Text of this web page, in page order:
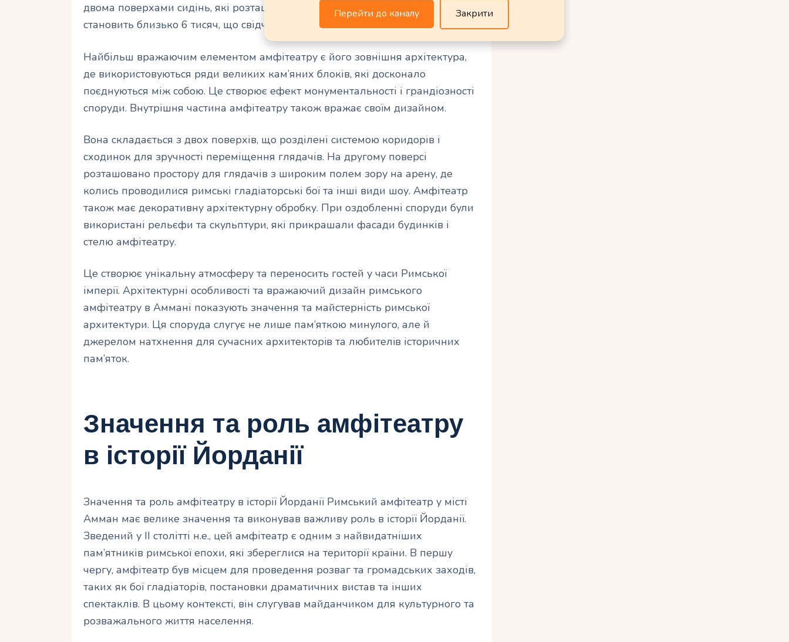
двома поверхами сидінь, які розташовані по колу. Загальна кількість місць
становить близько 6 тисяч, що свідчить про його велич і масштабність.
Найбільш вражаючим елементом амфітеатру є його зовнішня архітектура,
де використовуються ряди великих кам’яних блоків, які досконало
поєднуються між собою. Це створює ефект монументальності і грандіозності
споруди. Внутрішня частина амфітеатру також вражає своїм дизайном.
Вона складається з двох поверхів, що розділені системою коридорів і
сходинок для зручності переміщення глядачів. На другому поверсі
розташовано простору для глядачів з широким полем зору на арену, де
колись проводилися римські гладіаторські бої та інші види шоу. Амфітеатр
також має декоративну архітектурну обробку. При оздобленні споруди були
використані рельєфи та скульптури, які прикрашали фасади будинків і
стелю амфітеатру.
Це створює унікальну атмосферу та переносить гостей у часи Римської
імперії. Архітектурні особливості та вражаючий дизайн римського
амфітеатру в Аммані показують значення та майстерність римської
архитектури. Ця споруда слугує не лише пам’яткою минулого, але й
джерелом натхнення для сучасних архитекторiв та любителiв історичних
пам’яток.
Значення та роль амфітеатру
в історії Йорданії
Значення та роль амфітеатру в історії Йорданії Римський амфітеатр у місті
Амман має велике значення та виконував важливу роль в історії Йорданії.
Зведений у II столітті н.е., цей амфітеатр є одним з найвидатніших
пам’ятників римської епохи, які збереглися на території країни. В першу
чергу, амфітеатр був місцем для проведення розваг та громадських заходів,
таких як бої гладіаторів, постановки драматичних вистав та інших
спектаклів. В цьому контексті, він слугував майданчиком для культурного та
розважального життя населення.
Перейти до каналу Закрити